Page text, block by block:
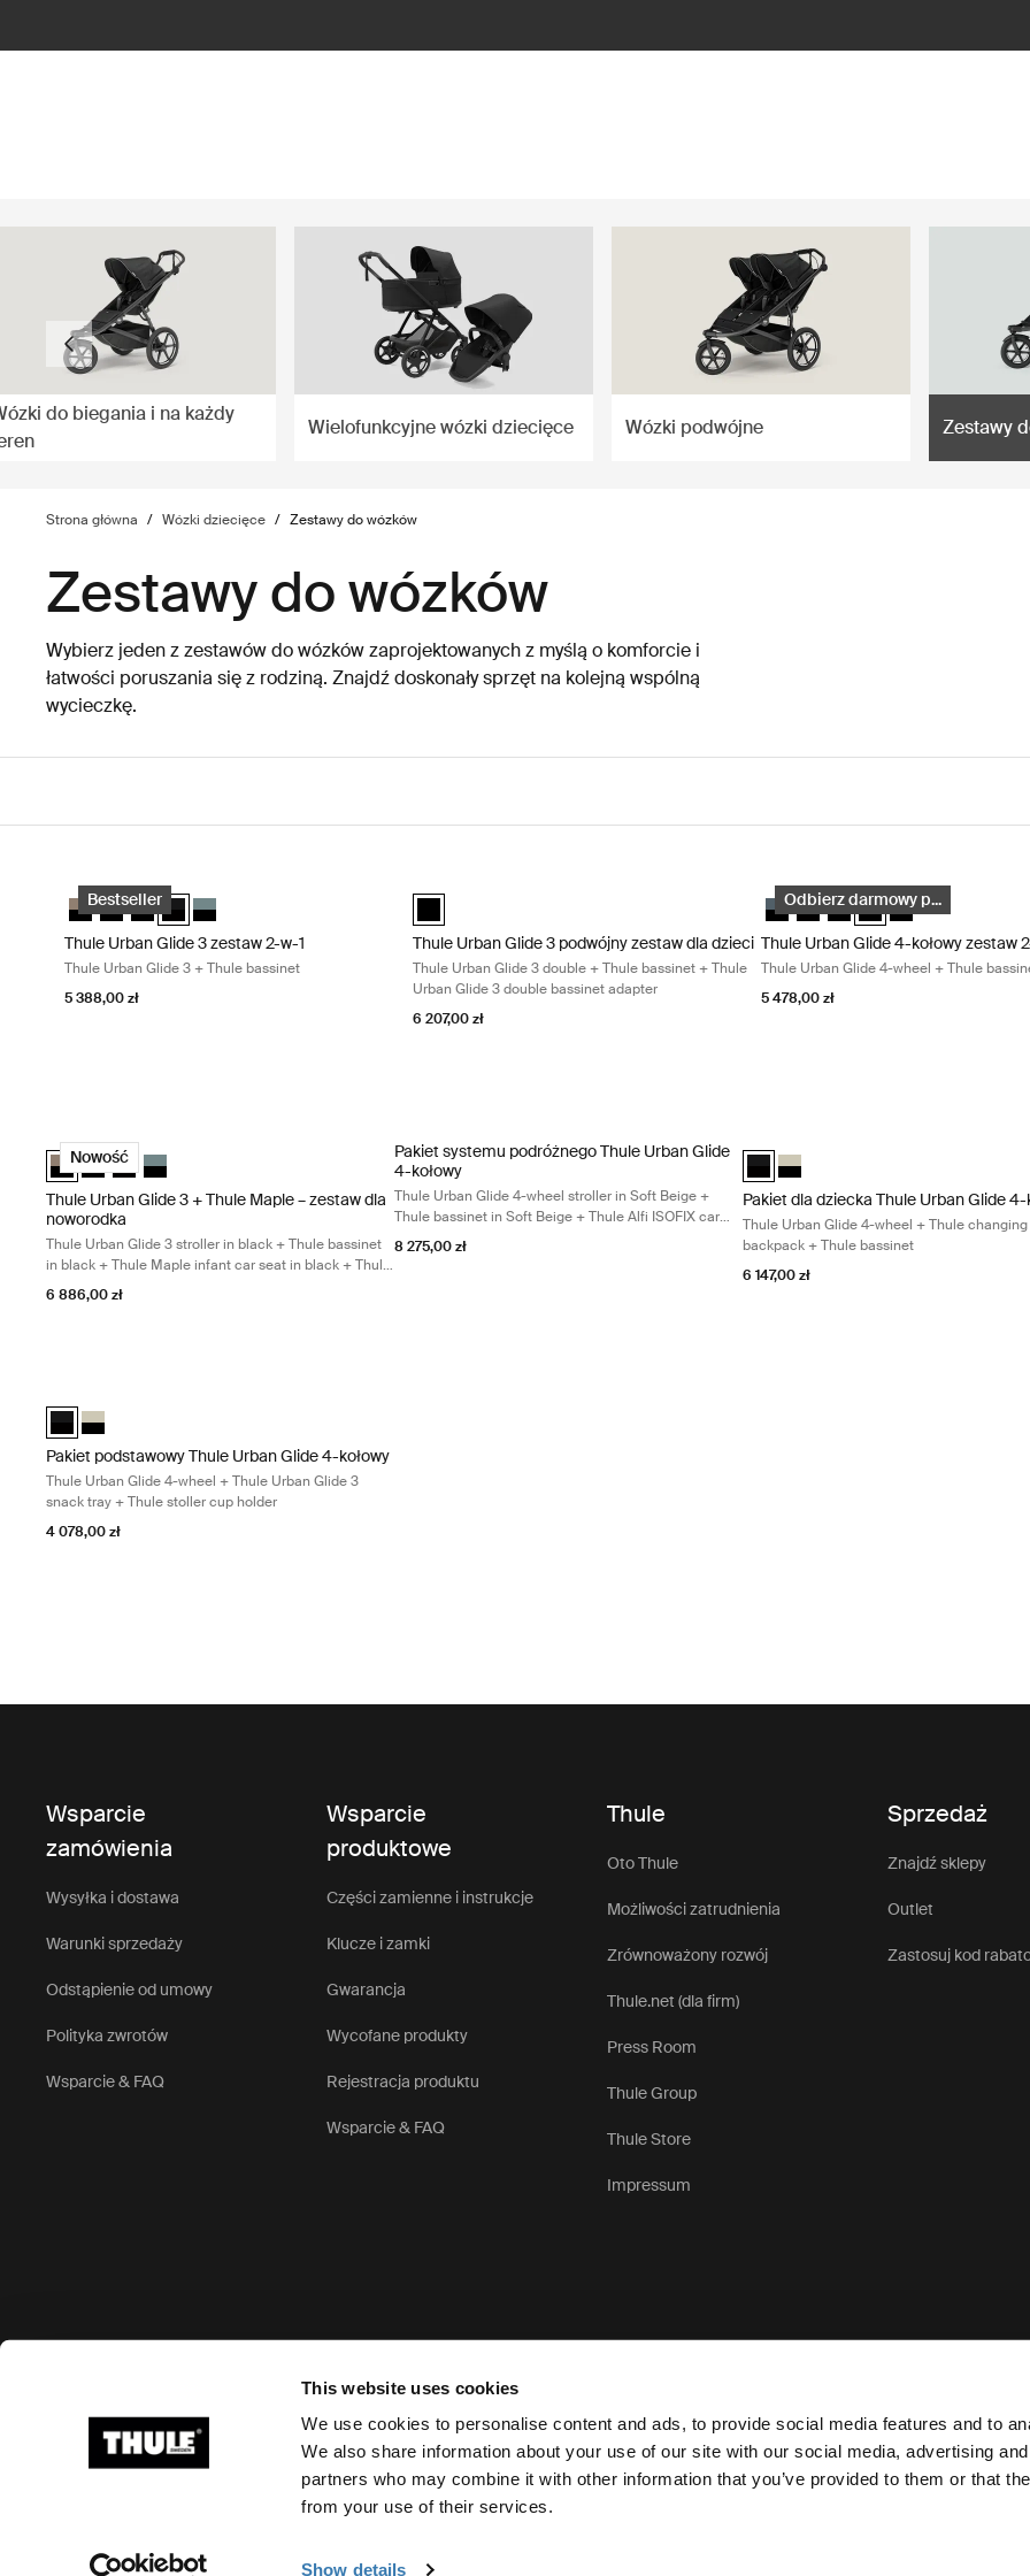
This website uses cookies
We use cookies to personalise content and ads, to provide social media features and to
We also share information about your use of our site with our social media, advertising
partners who may combine it with other information that you’ve provided to them or that
from your use of their services.
Show details
do biegania i na każdy
Wielofunkcyjne wózki dziecięce Wózki podwójne Zestawy
Strona główna / Wózki dziecięce / Zestawy do wózków
Zestawy do wózków
Wybierz jeden z zestawów do wózków zaprojektowanych z myślą o komforcie i
łatwości poruszania się z rodziną. Znajdź doskonały sprzęt na kolejną wspólną
wycieczkę.
Przejdź do wyników
Thule Urban Glide 3 zestaw 2-w-1 Thule Urban Glide 3 + Thule bassinet Black on black
Bestseller
Thule Urban Glide 3 zestaw 2-w-1 Tinted Taupe on Black
Thule Urban Glide 3 zestaw 2-w-1 Ciemny łupek na czarnym
Thule Urban Glide 3 zestaw 2-w-1 Zielony mglisty na czarnym
Thule Urban Glide 3 zestaw 2-w-1 Czarny na czarnym (selected)
Thule Urban Glide 3 zestaw 2-w-1 Średni niebieski na czarnym
Thule Urban Glide 3 zestaw 2-w-1
Thule Urban Glide 3 + Thule bassinet
5 388,00 zł
Thule Urban Glide 3 podwójny zestaw dla dzieci Thule Urban Glide 3 double + Thule
Thule Urban Glide 3 podwójny zestaw dla dzieci Czarny (selected)
Thule Urban Glide 3 podwójny zestaw dla dzieci
Thule Urban Glide 3 double + Thule bassinet + Thule
Urban Glide 3 double bassinet adapter
6 207,00 zł
Thule Urban Glide 4-kołowy zestaw
Odbierz darmowy p...
Thule Urban Glide 4-kołowy zestaw
Thule Urban Glide 4-kołowy
Thule Urban Glide 4-
Thule Urban Glide 4-
Thule Urban Glide
Thule Urban Glide 4-kołowy zestaw
Thule Urban Glide 4-wheel + Thule
5 478,00 zł
Thule Urban Glide 3 + Thule Maple – zestaw dla noworodka Thule Urban Glide 3 stroller in black + Thule bassinet in black + Thule
Nowość
Thule Urban Glide 3 + Thule Maple – zestaw dla noworodka Tinted Taupe on Black (selected)
Thule Urban Glide 3 + Thule Maple – zestaw dla noworodka Ciemny łupek na czarnym
Thule Urban Glide 3 + Thule Maple – zestaw dla noworodka Czarny na czarnym
Thule Urban Glide 3 + Thule Maple – zestaw dla noworodka Średni niebieski na czarnym
Thule Urban Glide 3 + Thule Maple – zestaw dla
noworodka
Thule Urban Glide 3 stroller in black + Thule bassinet
in black + Thule Maple infant car seat in black + Thule
Urban Glide 3 car seat adapter for Maxi-Cosi®
6 886,00 zł
Pakiet systemu podróżnego Thule Urban Glide
4-kołowy
Thule Urban Glide 4-wheel stroller in Soft Beige +
Thule bassinet in Soft Beige + Thule Alfi ISOFIX car
seat base + Thule Maple infant car seat in Mid Blue +
Thule Urban Glide 3 car seat adapter for Maxi-Cosi®
8 275,00 zł
Pakiet dla dziecka Thule Urban Glide
Pakiet dla dziecka Thule Urban
Pakiet dla dziecka Thule Urban Glide 4-
Thule Urban Glide 4-wheel + Thule changing
backpack + Thule bassinet
6 147,00 zł
Pakiet podstawowy Thule Urban Glide 4-kołowy Czarny na czarnym (selected)
Pakiet podstawowy Thule Urban Glide 4-kołowy Soft Beige
Pakiet podstawowy Thule Urban Glide 4-kołowy
Thule Urban Glide 4-wheel + Thule Urban Glide 3
snack tray + Thule stoller cup holder
4 078,00 zł
Wsparcie
zamówienia
Wysyłka i dostawa
Warunki sprzedaży
Odstąpienie od umowy
Polityka zwrotów
Wsparcie & FAQ
Wsparcie
produktowe
Części zamienne i instrukcje
Klucze i zamki
Gwarancja
Wycofane produkty
Rejestracja produktu
Wsparcie & FAQ
Thule
Oto Thule
Możliwości zatrudnienia
Zrównoważony rozwój
Thule.net (dla firm)
Press Room
Thule Group
Thule Store
Impressum
Sprzedaż
Znajdź sklepy
Outlet
Zastosuj kod
Ⓒ 2026 Thule Group Wszystkie prawa zastrzeżone. Oświadczenie o ochronie prywatności Zasady